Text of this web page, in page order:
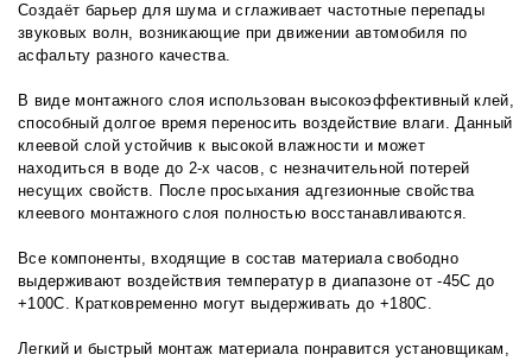
Создаёт барьер для шума и сглаживает частотные перепады
звуковых волн, возникающие при движении автомобиля по
асфальту разного качества.
В виде монтажного слоя использован высокоэффективный клей,
способный долгое время переносить воздействие влаги. Данный
клеевой слой устойчив к высокой влажности и может
находиться в воде до 2-х часов, с незначительной потерей
несущих свойств. После просыхания адгезионные свойства
клеевого монтажного слоя полностью восстанавливаются.
Все компоненты, входящие в состав материала свободно
выдерживают воздействия температур в диапазоне от -45С до
+100С. Кратковременно могут выдерживать до +180С.
Легкий и быстрый монтаж материала понравится установщикам,